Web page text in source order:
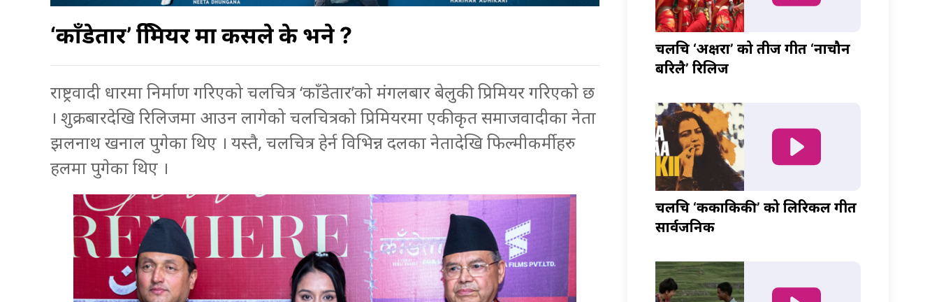
‘काँडेतार’ प्रिमियर मा कसले के भने ?
राष्ट्रवादी धारमा निर्माण गरिएको चलचित्र ‘काँडेतार’को मंगलबार बेलुकी प्रिमियर गरिएको छ
। शुक्रबारदेखि रिलिजमा आउन लागेको चलचित्रको प्रिमियरमा एकीकृत समाजवादीका नेता
झलनाथ खनाल पुगेका थिए । यस्तै, चलचित्र हेर्न विभिन्न दलका नेतादेखि फिल्मीकर्मीहरु
हलमा पुगेका थिए ।
चलचित्र ‘अक्षरा’ को तीज गीत ‘नाचौन
बरिलै’ रिलिज
चलचित्र ‘ककाकिकी’ को लिरिकल गीत
सार्वजनिक